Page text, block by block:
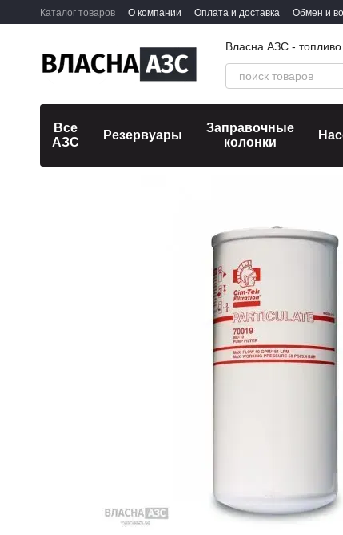
Перейти к основному контенту
Каталог товаров О компании Оплата и доставка Обмен и
Власна АЗС - топливо
Все
АЗС
Резервуары
Заправочные
колонки